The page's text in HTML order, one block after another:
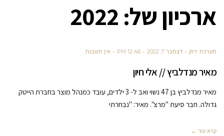
ארכיון של: 2022
מערכת ירוק דצמבר 7, 2022 12:46 PM אין תגובות
מאיר מנדלביץ // אלי חיון
מאיר מנדלביץ בן 47 נשוי ואב ל- 3 ילדים, עובד כמנהל מוצר בחברת הייטק
גדולה. חבר סיעת "מרצ". מאיר: "נבחרתי
קרא עוד ←